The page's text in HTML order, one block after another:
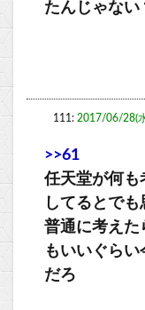
たんじゃない
111: 2017/06/28(
>>61
任天堂が何も
してるとで
普通に考えた
もいいぐら
だろ